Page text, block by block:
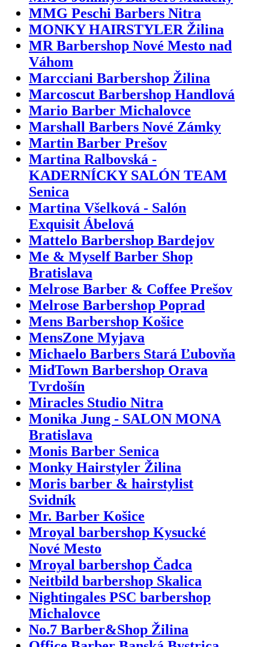
MMG Peschi Barbers Nitra
MONKY HAIRSTYLER Žilina
MR Barbershop Nové Mesto nad
Váhom
Marcciani Barbershop Žilina
Marcoscut Barbershop Handlová
Mario Barber Michalovce
Marshall Barbers Nové Zámky
Martin Barber Prešov
Martina Ralbovská -
KADERNÍCKY SALÓN TEAM
Senica
Martina Všelková - Salón
Exquisit Ábelová
Mattelo Barbershop Bardejov
Me & Myself Barber Shop
Bratislava
Melrose Barber & Coffee Prešov
Melrose Barbershop Poprad
Mens Barbershop Košice
MensZone Myjava
Michaelo Barbers Stará Ľubovňa
MidTown Barbershop Orava
Tvrdošín
Miracles Studio Nitra
Monika Jung - SALON MONA
Bratislava
Monis Barber Senica
Monky Hairstyler Žilina
Moris barber & hairstylist
Svidník
Mr. Barber Košice
Mroyal barbershop Kysucké
Nové Mesto
Mroyal barbershop Čadca
Neitbild barbershop Skalica
Nightingales PSC barbershop
Michalovce
No.7 Barber&Shop Žilina